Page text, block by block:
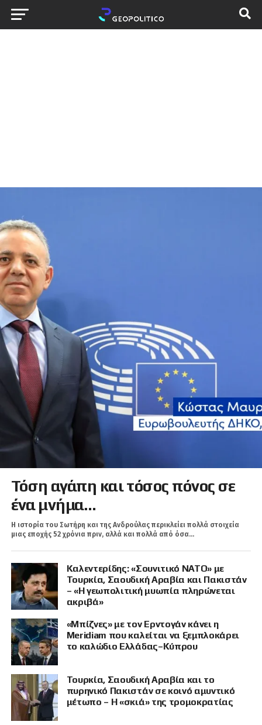
Τόση αγάπη και τόσος πόνος σε
ένα μνήμα…
Η ιστορία του Σωτήρη και της Ανδρούλας περικλείει πολλά στοιχεία
μιας εποχής 52 χρόνια πριν, αλλά και πολλά από όσα...
Καλεντερίδης: «Σουνιτικό ΝΑΤΟ» με
Τουρκία, Σαουδική Αραβία και Πακιστάν
– «Η γεωπολιτική μυωπία πληρώνεται
ακριβά»
«Μπίζνες» με τον Ερντογάν κάνει η
Meridiam που καλείται να ξεμπλοκάρει
το καλώδιο Ελλάδας–Κύπρου
Τουρκία, Σαουδική Αραβία και το
πυρηνικό Πακιστάν σε κοινό αμυντικό
μέτωπο – Η «σκιά» της τρομοκρατίας